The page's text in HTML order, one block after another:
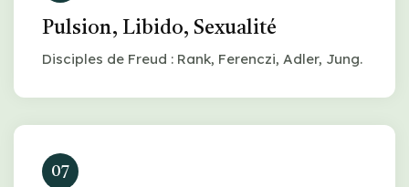
Pulsion, Libido, Sexualité
Disciples de Freud : Rank, Ferenczi, Adler, Jung.
07